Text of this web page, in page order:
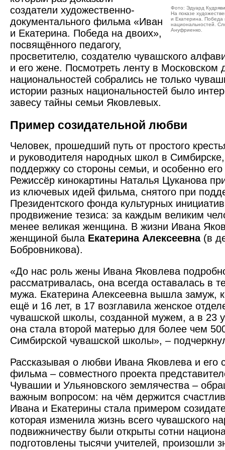
Фото: Эдуард
На показе
и Екатерина. Победа
национальностей.
Ануфриенко.
создатели художественно-
документального фильма «Иван
и Екатерина. Победа на двоих»,
посвящённого педагогу,
просветителю, создателю чувашского
и его жене. Посмотреть ленту в Московском
национальностей собрались не только
истории разных национальностей было
завесу тайны семьи Яковлевых.
Пример созидательной любви
Человек, прошедший путь от простого
и руководителя народных школ в
поддержку со стороны семьи, и особенно
Режиссёр кинокартины Наталья Цуканова
из ключевых идей фильма, снятого при
Президентского фонда культурных
продвижение тезиса: за каждым великим
менее великая женщина. В жизни Ивана
женщиной была Екатерина Алексеевна(в
Бобровникова).
«До нас роль жены Ивана Яковлева
рассматривалась, она всегда оставалась в
мужа. Екатерина Алексеевна вышла замуж,
ещё и 16 лет, в 17 возглавила женское
чувашской школы, созданной мужем, а в 23
она стала второй матерью для более чем
Симбирской чувашской школы», –
Рассказывая о любви Ивана Яковлева и его
фильма – совместного проекта
Чувашии и Ульяновского землячества –
важным вопросом: на чём держится
Ивана и Екатерины стала примером
которая изменила жизнь всего чувашского
подвижничеству были открыты сотни
подготовлены тысячи учителей, произошли